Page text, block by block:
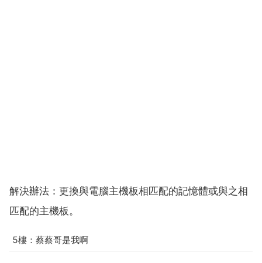
解決辦法：更換與電腦主機板相匹配的記憶體或與之相
匹配的主機板。
5樓：蔡蔡哥是我啊